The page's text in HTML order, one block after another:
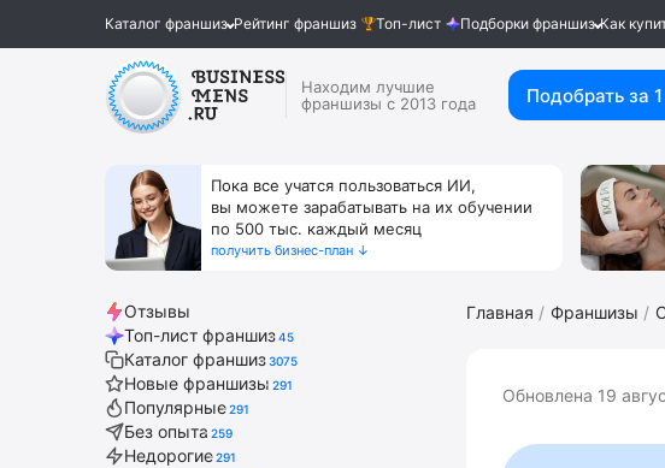
Каталог франшиз Рейтинг франшиз Топ-лист Подборки франшиз Как
Находим лучшие
франшизы с 2013 года
Подобрать за
Пока все учатся пользоваться ИИ,
вы можете зарабатывать на их обучении
по 500 тыс. каждый месяц
получить бизнес-план ↓
Отзывы
Топ-лист франшиз45
Каталог франшиз3075
Новые франшизы 291
Популярные291
Без опыта 259
Недорогие291
Главная Франшизы
Обновлена 19